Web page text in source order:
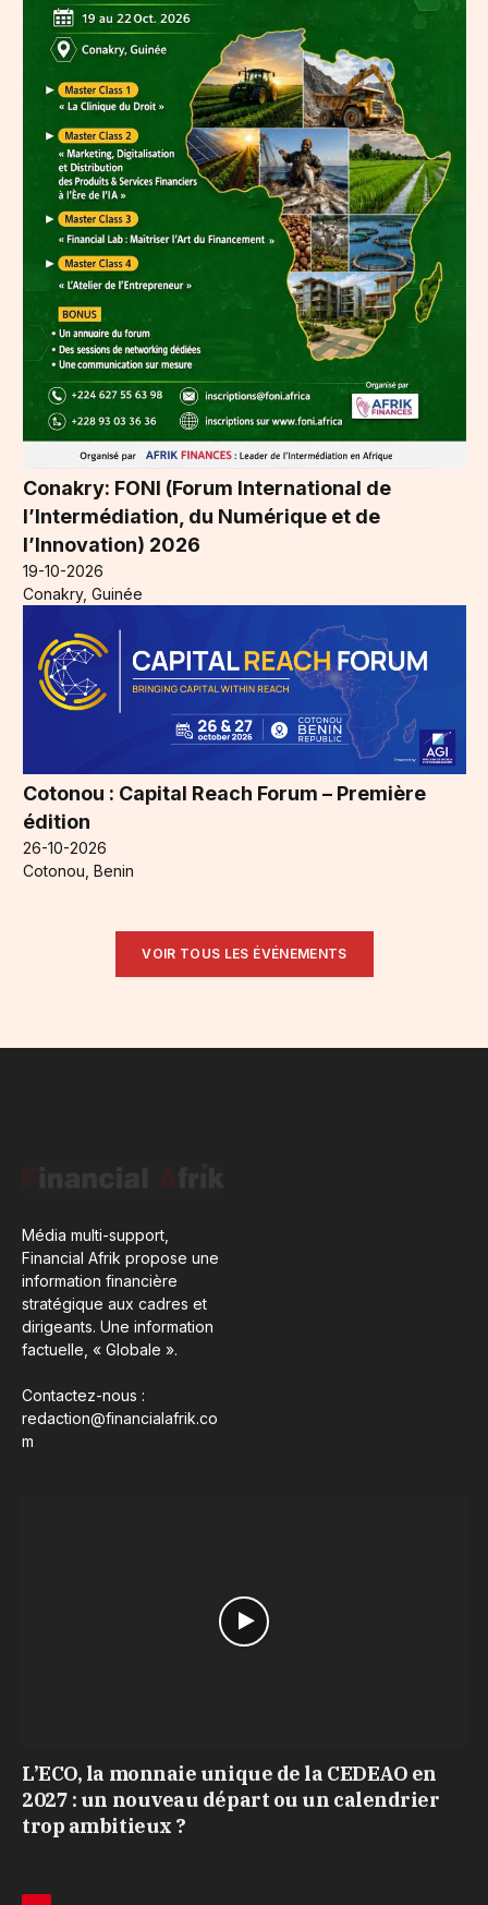
Conakry: FONI (Forum International de
l’Intermédiation, du Numérique et de
l’Innovation) 2026
19-10-2026
Conakry, Guinée
Cotonou : Capital Reach Forum – Première
édition
26-10-2026
Cotonou, Benin
VOIR TOUS LES ÉVÉNEMENTS
Média multi-support,
Financial Afrik propose une
information financière
stratégique aux cadres et
dirigeants. Une information
factuelle, « Globale ».
Contactez-nous :
redaction@financialafrik.co
m
L’ECO, la monnaie unique de la CEDEAO en
2027 : un nouveau départ ou un calendrier
trop ambitieux ?